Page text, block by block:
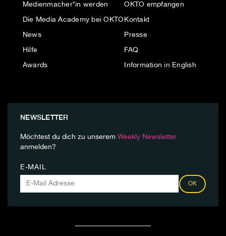
Medienmacher*in werden
Die Media Academy bei OKTO
News
Hilfe
Awards
OKTO empfangen
Kontakt
Presse
FAQ
Information in English
NEWSLETTER
Möchtest du dich zu unserem Weekly Newsletter
anmelden?
E-MAIL
OK